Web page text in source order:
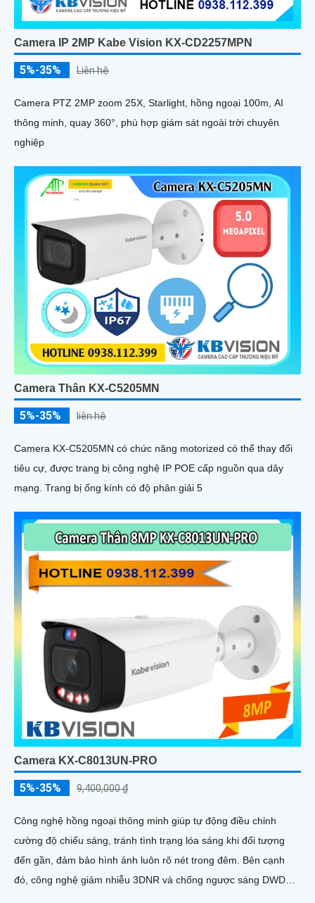
Camera IP 2MP Kabe Vision KX-CD2257MPN
5%-35% Liên hệ
Camera PTZ 2MP zoom 25X, Starlight, hồng ngoại 100m, AI
thông minh, quay 360°, phù hợp giám sát ngoài trời chuyên
nghiệp
Camera Thân KX-C5205MN
5%-35% liên hệ
Camera KX-C5205MN có chức năng motorized có thể thay đổi
tiêu cự, được trang bị công nghệ IP POE cấp nguồn qua dây
mạng. Trang bị ống kính có độ phân giải 5
Camera KX-C8013UN-PRO
5%-35% 9,400,000 ₫
Công nghệ hồng ngoại thông minh giúp tự động điều chỉnh
cường độ chiếu sáng, tránh tình trạng lóa sáng khi đối tượng
đến gần, đảm bảo hình ảnh luôn rõ nét trong đêm. Bên cạnh
đó, công nghệ giảm nhiễu 3DNR và chống ngược sáng DWDR